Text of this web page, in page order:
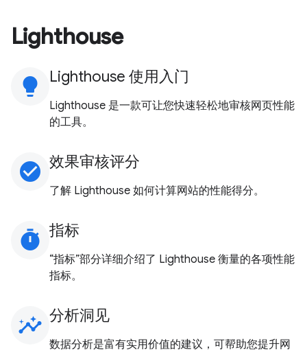
Lighthouse
lightbulb Lighthouse 使用入门
Lighthouse 是一款可让您快速轻松地审核网页性能
的工具。
check_circle 效果审核评分
了解 Lighthouse 如何计算网站的性能得分。
timer 指标
“指标”部分详细介绍了 Lighthouse 衡量的各项性能
指标。
insights 分析洞见
数据分析是富有实用价值的建议，可帮助您提升网